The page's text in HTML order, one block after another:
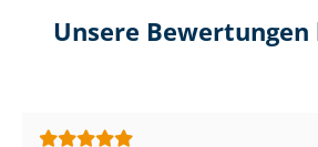
Unsere Bewertungen